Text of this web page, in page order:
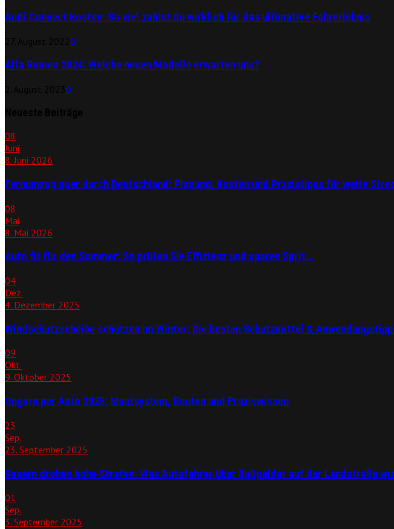
Audi Connect Kosten: So viel zahlst du wirklich für das ultimative Fahrerlebnis
0
Alfa Romeo 2024: Welche neuen Modelle erwarten uns?
0
08
Juni
8. Juni 2026
Fernumzug quer durch Deutschland: Planung, Kosten und Praxistipps für weite
08
Mai
8. Mai 2026
Auto fit für den Sommer: So prüfen Sie Effizienz und sparen Sprit...
04
Dez.
4. Dezember 2025
Windschutzscheibe schützen im Winter: Die besten Schutzmittel &
09
Okt.
9. Oktober 2025
Ungarn per Auto 2025: Mautsystem, Routen und Praxiswissen
23
Sep.
23. September 2025
Rasern drohen hohe Strafen: Was Autofahrer über Bußgelder auf der Landstraße
01
Sep.
3. September 2025